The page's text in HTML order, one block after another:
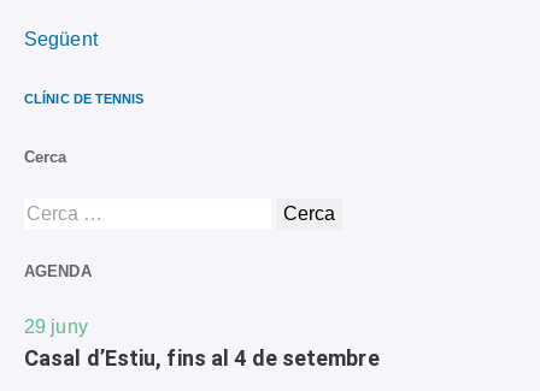
Següent
CLÍNIC DE TENNIS
Cerca
AGENDA
29 juny
Casal d’Estiu, fins al 4 de setembre